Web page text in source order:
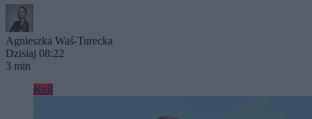
Agnieszka Waś-Turecka
Dzisiaj 08:22
3 min
Kraj